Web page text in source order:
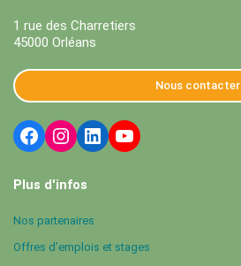
1 rue des Charretiers
45000 Orléans
Nous contacter
Plus d'infos
Nos partenaires
Offres d’emplois et stages